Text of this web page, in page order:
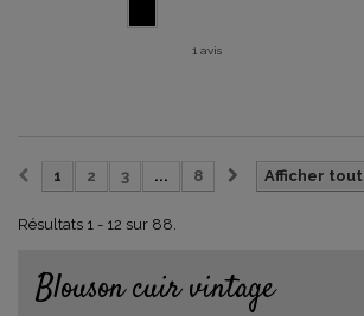
1 avis
Afficher tout
1 2 3 ... 8
Résultats 1 - 12 sur 88.
Blouson cuir vintage